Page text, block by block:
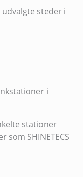
steder i
i
stationer
som SHINETECS